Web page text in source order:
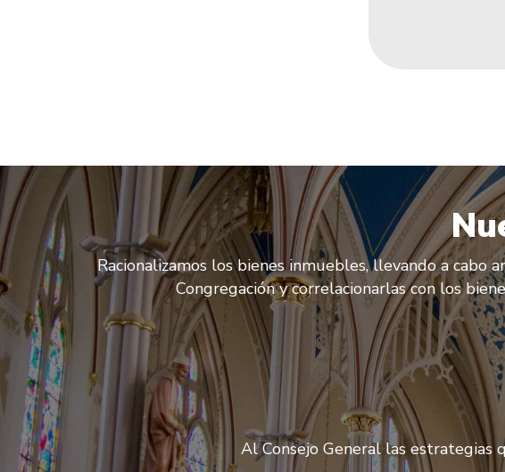
Racionalizamos los bienes inmuebles, llevando a cabo
Congregación y correlacionarlas con los
Al Consejo General las